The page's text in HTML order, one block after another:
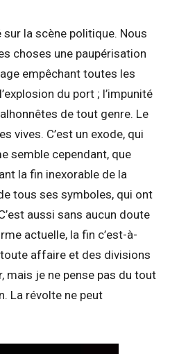
sur la scène politique. Nous
choses une paupérisation
empêchant toutes les
du port ; l’impunité
de tout genre. Le
vives. C’est un exode, qui
semble cependant, que
la fin inexorable de la
tous ses symboles, qui ont
aussi sans aucun doute
actuelle, la fin c’est-à-
affaire et des divisions
mais je ne pense pas du tout
La révolte ne peut